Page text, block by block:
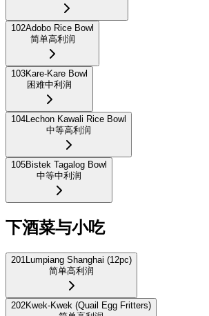
102Adobo Rice Bowl
简单高利润
103Kare-Kare Bowl
困难中利润
104Lechon Kawali Rice Bowl
中等高利润
105Bistek Tagalog Bowl
中等中利润
下酒菜与小吃
201Lumpiang Shanghai (12pc)
简单高利润
202Kwek-Kwek (Quail Egg Fritters)